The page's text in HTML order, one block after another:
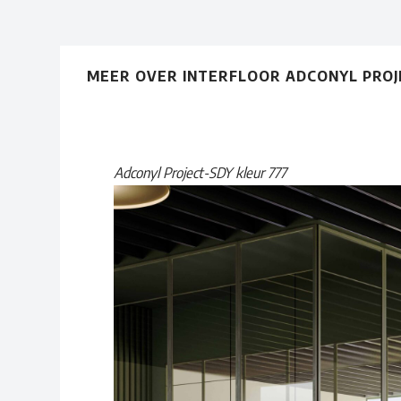
MEER OVER INTERFLOOR ADCONYL
Adconyl Project-SDY kleur 777